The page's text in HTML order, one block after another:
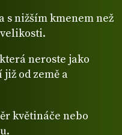
s nižším kmenem než
neroste jako
od země a
květináče nebo